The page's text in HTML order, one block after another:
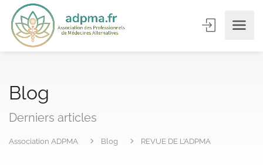
Blog
Derniers articles
Association ADPMA Blog REVUE DE L’ADPMA